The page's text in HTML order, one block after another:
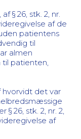
§ 26, stk. 2, nr.
af de
patientens
til
almen
patienten,
det var
26, stk. 2, nr. 2,
af